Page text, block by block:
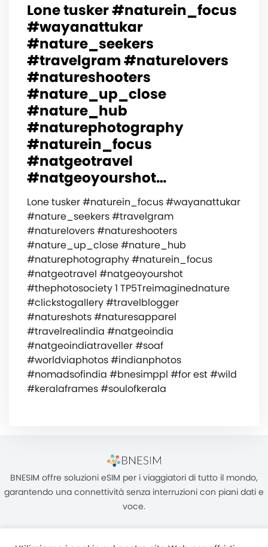
Lone tusker #naturein_focus
#wayanattukar
#nature_seekers
#travelgram #naturelovers
#natureshooters
#nature_up_close
#nature_hub
#naturephotography
#naturein_focus
#natgeotravel
#natgeoyourshot…
Lone tusker #naturein_focus #wayanattukar
#nature_seekers #travelgram
#naturelovers #natureshooters
#nature_up_close #nature_hub
#naturephotography #naturein_focus
#natgeotravel #natgeoyourshot
#thephotosociety 1 TP5Treimaginednature
#clickstogallery #travelblogger
#natureshots #naturesapparel
#travelrealindia #natgeoindia
#natgeoindiatraveller #soaf
#worldviaphotos #indianphotos
#nomadsofindia #bnesimppl #for est #wild
#keralaframes #soulofkerala
BNESIM offre soluzioni eSIM per i viaggiatori di tutto il mondo,
garantendo una connettività senza interruzioni con piani dati e
voce.